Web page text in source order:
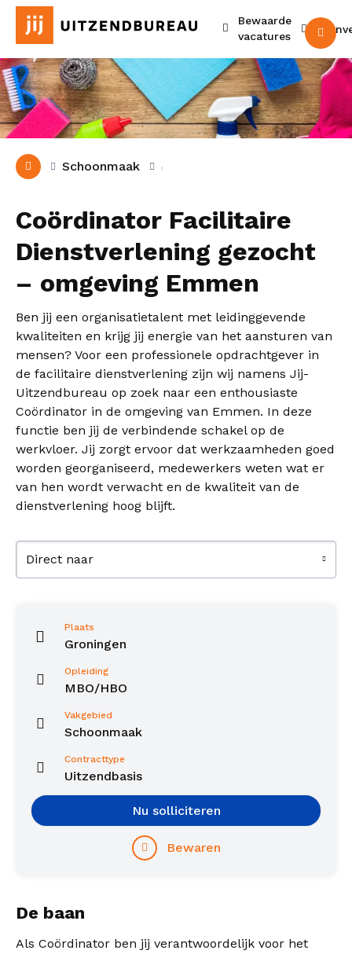
Bewaarde
vacatures
Schoonmaak
Coördinator Facilitaire
Dienstverlening gezocht
– omgeving Emmen
Ben jij een organisatietalent met leidinggevende
kwaliteiten en krijg jij energie van het aansturen van
mensen? Voor een professionele opdrachtgever in
de facilitaire dienstverlening zijn wij namens Jij-
Uitzendbureau op zoek naar een enthousiaste
Coördinator in de omgeving van Emmen. In deze
functie ben jij de verbindende schakel op de
werkvloer. Jij zorgt ervoor dat werkzaamheden goed
worden georganiseerd, medewerkers weten wat er
van hen wordt verwacht en de kwaliteit van de
dienstverlening hoog blijft.
Direct naar
Plaats
Groningen
Opleiding
MBO/HBO
Vakgebied
Schoonmaak
Contracttype
Uitzendbasis
Nu solliciteren
Bewaren
De baan
Als Coördinator ben jij verantwoordelijk voor het